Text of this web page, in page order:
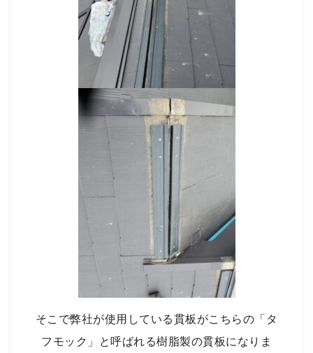
そこで弊社が使用している貫板がこちらの「タ
フモック」と呼ばれる樹脂製の貫板になりま